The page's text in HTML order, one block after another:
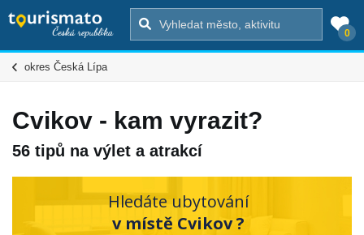
0
okres Česká Lípa
Cvikov - kam vyrazit?
56 tipů na výlet a atrakcí
Hledáte ubytování
v místě Cvikov ?